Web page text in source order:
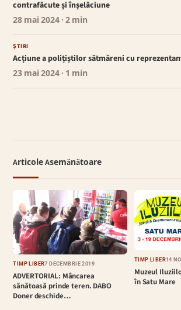
contrafăcute și înșelăciune
28 mai 2024 · 2 min
ȘTIRI
Acțiune a polițiștilor sătmăreni cu
23 mai 2024 · 1 min
Articole Asemănătoare
TIMP LIBER7 DECEMBRIE 2019
ADVERTORIAL: Mâncarea
sănătoasă prinde teren. DABO
Doner deschide…
TIMP LIBER14
Muzeul
în Satu Mare